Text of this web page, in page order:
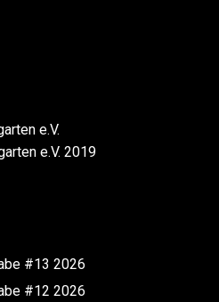
e.V. 2019
#13 2026
#12 2026